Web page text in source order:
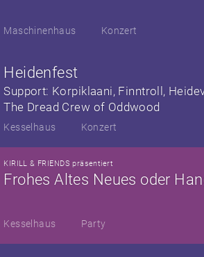
Maschinenhaus Konzert
Heidenfest
Support: Korpiklaani, Finntroll,
The Dread Crew of Oddwood
Kesselhaus Konzert
KIRILL & FRIENDS präsentiert
Kesselhaus Party